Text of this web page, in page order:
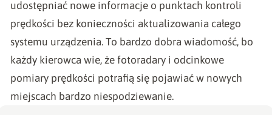
udostępniać nowe informacje o punktach kontroli
prędkości bez konieczności aktualizowania całego
systemu urządzenia. To bardzo dobra wiadomość, bo
każdy kierowca wie, że fotoradary i odcinkowe
pomiary prędkości potrafią się pojawiać w nowych
miejscach bardzo niespodziewanie.